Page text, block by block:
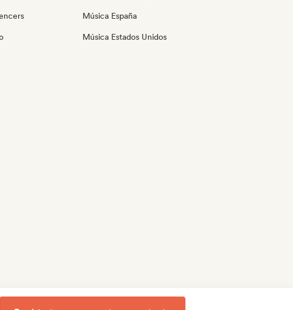
Música España
Música Estados Unidos